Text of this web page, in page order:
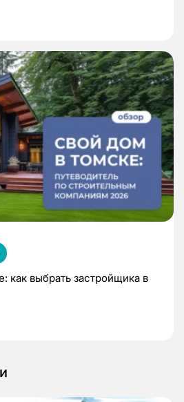
как выбрать застройщика в